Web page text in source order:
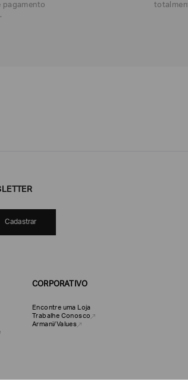
pagamento
Cadastrar
CORPORATIVO
Encontre uma Loja
Trabalhe Conosco
Armani/Values